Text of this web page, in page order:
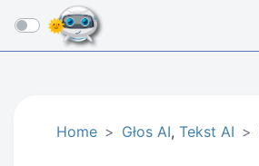
☰
Home Głos AI, Tekst AI